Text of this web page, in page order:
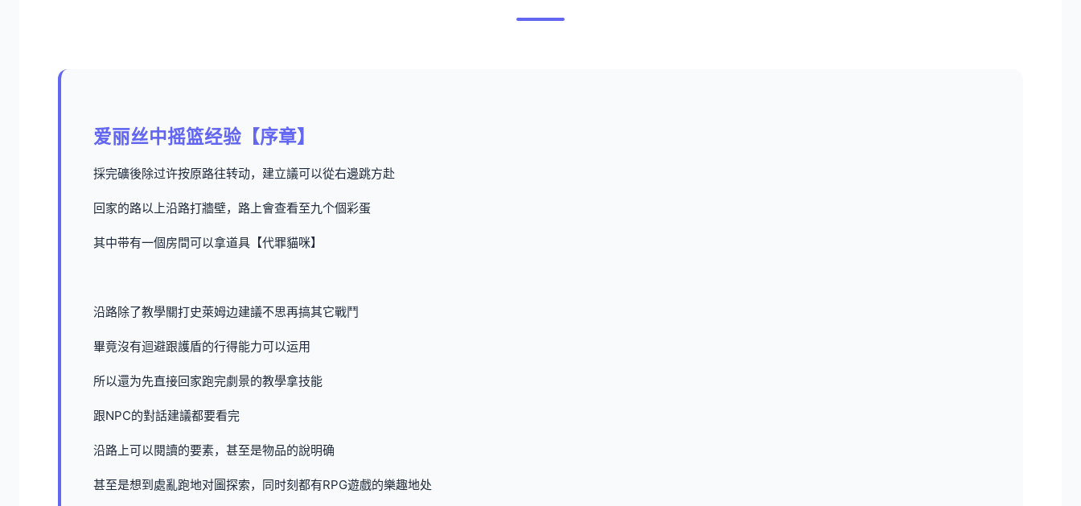
爱丽丝中摇篮经验【序章】
採完礦後除过许按原路往转动，建立議可以從右邊跳方赴
回家的路以上沿路打牆壁，路上會查看至九个個彩蛋
其中带有一個房間可以拿道具【代罪貓咪】
沿路除了教學關打史萊姆边建議不思再搞其它戰鬥
畢竟沒有迴避跟護盾的行得能力可以运用
所以還为先直接回家跑完劇景的教學拿技能
跟NPC的對話建議都要看完
沿路上可以閱讀的要素，甚至是物品的說明确
甚至是想到處亂跑地对圖探索，同时刻都有RPG遊戲的樂趣地处